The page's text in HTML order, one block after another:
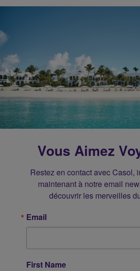
Vous Aimez
Restez en contact avec Casol,
maintenant à notre email
découvrir les merveilles
Email
First Name